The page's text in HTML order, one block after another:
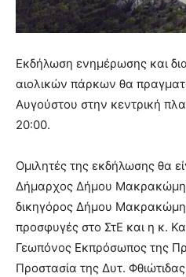
Εκδήλωση ενημέρωσης και
αιολικών πάρκων θα
Αυγούστου στην κεντρική
20:00.
Ομιλητές της εκδήλωσης θα
Δήμαρχος Δήμου
δικηγόρος Δήμου
προσφυγές στο ΣτΕ και η κ.
Γεωπόνος Εκπρόσωπος της
Προστασία της Δυτ.